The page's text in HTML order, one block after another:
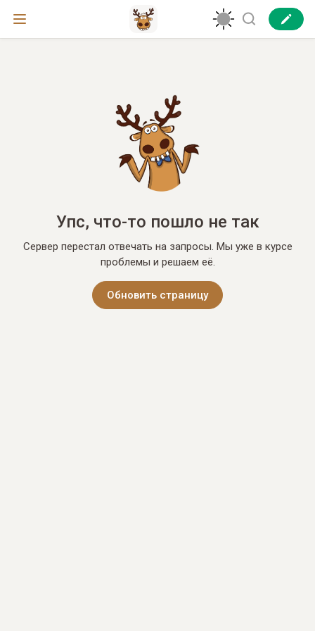
Упс, что-то пошло не так
Сервер перестал отвечать на запросы. Мы уже в курсе
проблемы и решаем её.
Обновить страницу